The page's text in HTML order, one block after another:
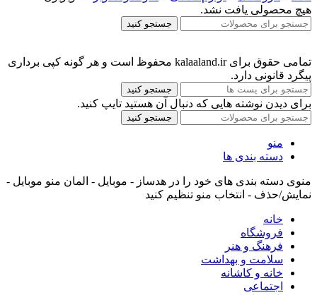
هیچ محصولی یافت نشد.
جستجو کنید
تمامی حقوق برای kalaaland.ir محفوظ است و هر گونه کپی برداری
پیگرد قانونی دارد.
جستجو کنید
برای دیدن نوشته هایی که دنبال آن هستید تایپ کنید.
جستجو کنید
منو
دسته بندی ها
منوی دسته بندی های خود را در هدساز - موبایل - المان منو موبایل -
نمایش/حذف - انتخاب منو تنظیم کنید
خانه
فروشگاه
فرهنگ و هنر
سلامت و بهداشت
خانه و کاشانه
اجتماعی